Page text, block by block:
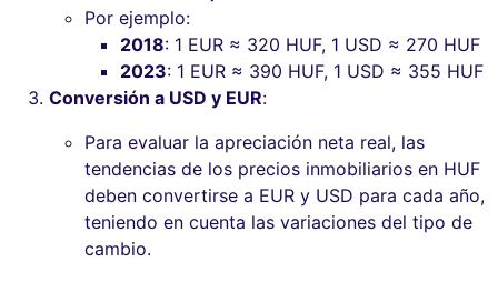
Por ejemplo:
2018: 1 EUR ≈ 320 HUF, 1 USD ≈ 270 HUF
2023: 1 EUR ≈ 390 HUF, 1 USD ≈ 355 HUF
Conversión a USD y EUR:
Para evaluar la apreciación neta real, las
tendencias de los precios inmobiliarios en HUF
deben convertirse a EUR y USD para cada año,
teniendo en cuenta las variaciones del tipo de
cambio.